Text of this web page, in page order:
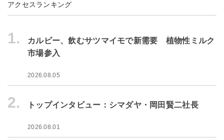
アクセスランキング
1.
カルビー、飲むサツマイモで新需要 植物性ミルク
市場参入
2026.08.05
2. トップインタビュー：シマダヤ・岡田賢二社長
2026.08.01